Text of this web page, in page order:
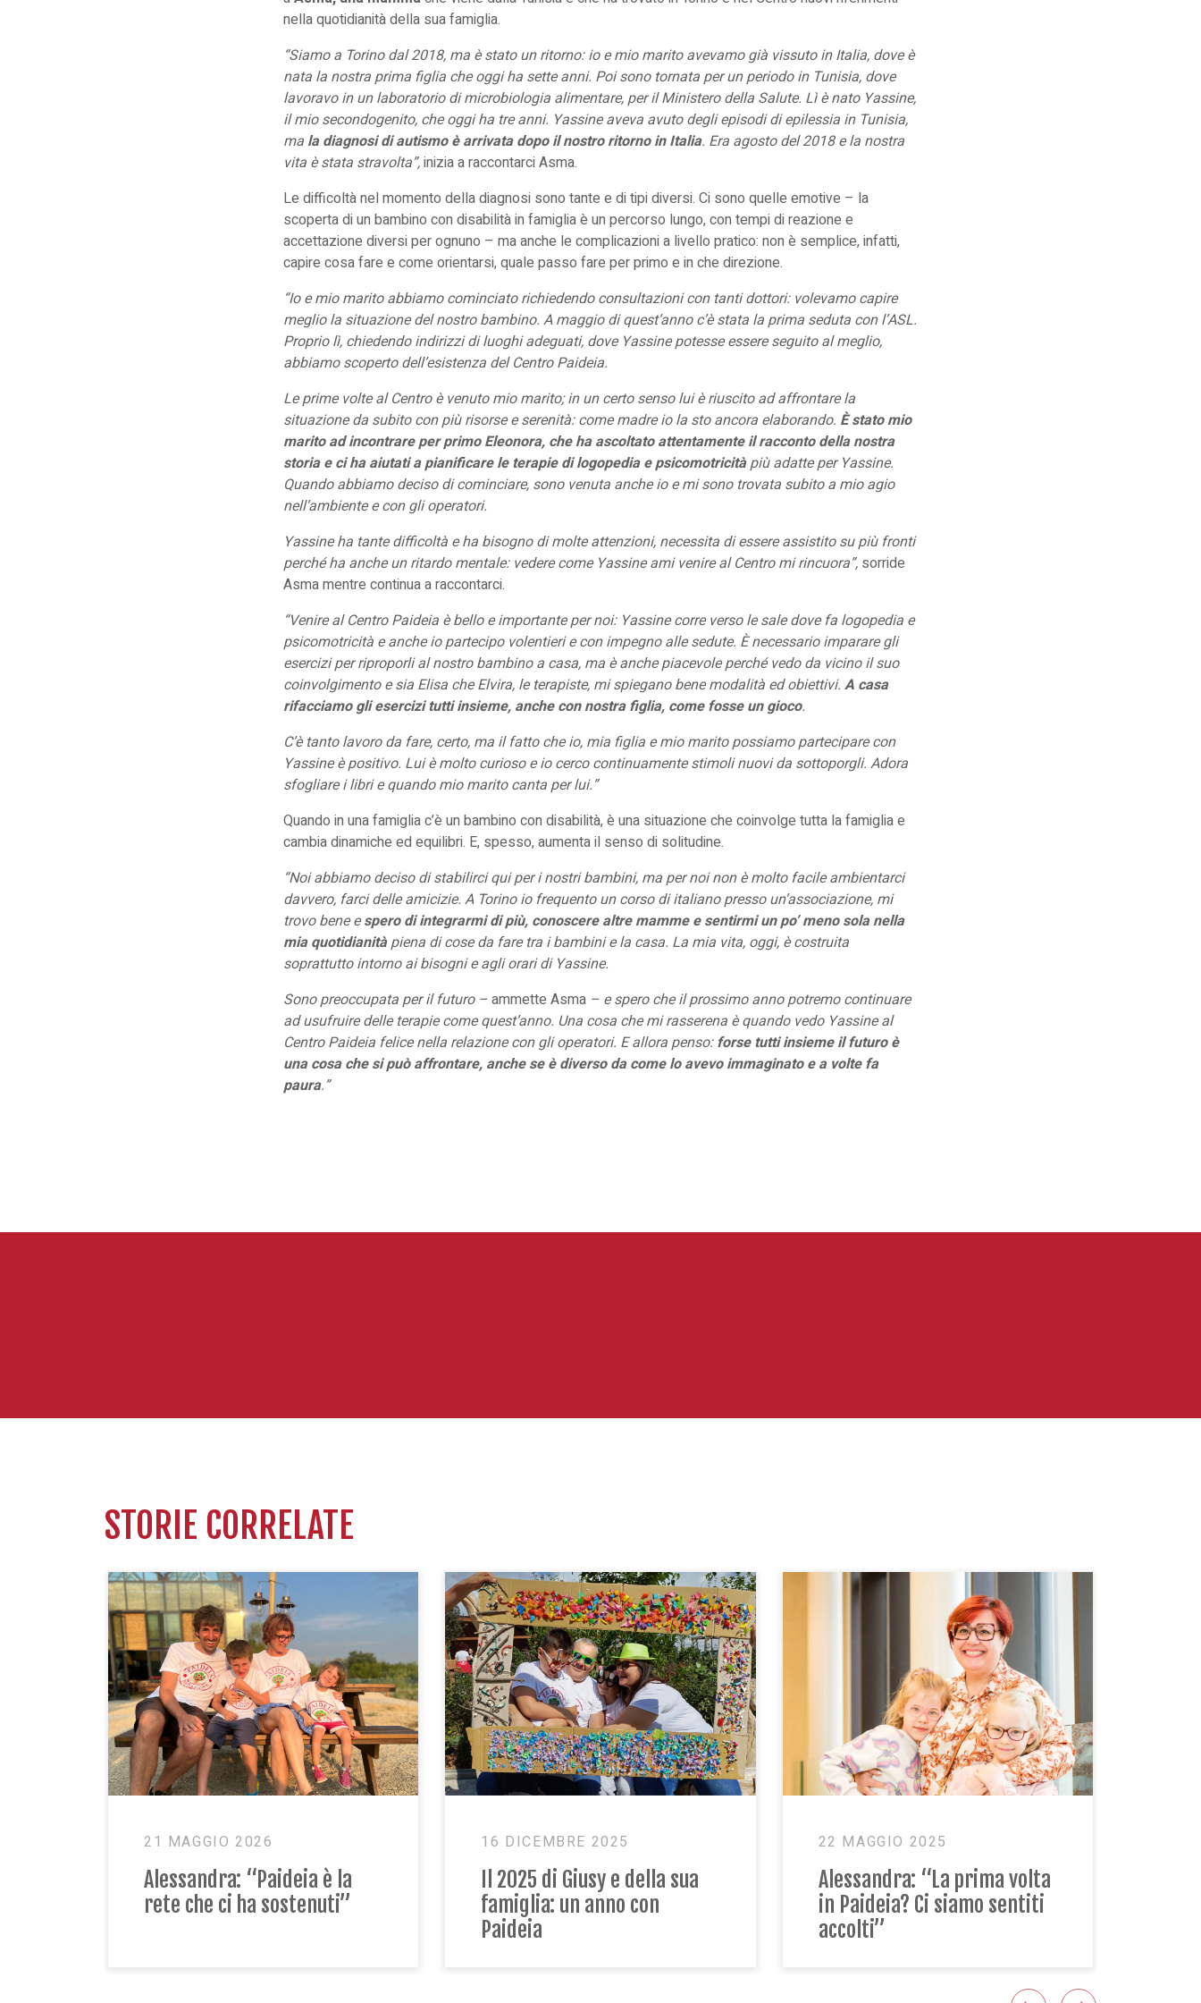
nella quotidianità della sua famiglia.
“Siamo a Torino dal 2018, ma è stato un ritorno: io e mio marito avevamo già vissuto in Italia, dove è
nata la nostra prima figlia che oggi ha sette anni. Poi sono tornata per un periodo in Tunisia, dove
lavoravo in un laboratorio di microbiologia alimentare, per il Ministero della Salute. Lì è nato Yassine,
il mio secondogenito, che oggi ha tre anni. Yassine aveva avuto degli episodi di epilessia in Tunisia,
ma la diagnosi di autismo è arrivata dopo il nostro ritorno in Italia. Era agosto del 2018 e la nostra
vita è stata stravolta”,inizia a raccontarci Asma.
Le difficoltà nel momento della diagnosi sono tante e di tipi diversi. Ci sono quelle emotive – la
scoperta di un bambino con disabilità in famiglia è un percorso lungo, con tempi di reazione e
accettazione diversi per ognuno – ma anche le complicazioni a livello pratico: non è semplice, infatti,
capire cosa fare e come orientarsi, quale passo fare per primo e in che direzione.
“Io e mio marito abbiamo cominciato richiedendo consultazioni con tanti dottori: volevamo capire
meglio la situazione del nostro bambino. A maggio di quest’anno c’è stata la prima seduta con l’ASL.
Proprio lì, chiedendo indirizzi di luoghi adeguati, dove Yassine potesse essere seguito al meglio,
abbiamo scoperto dell’esistenza del Centro Paideia.
Le prime volte al Centro è venuto mio marito; in un certo senso lui è riuscito ad affrontare la
situazione da subito con più risorse e serenità: come madre io la sto ancora elaborando. È stato mio
marito ad incontrare per primo Eleonora, che ha ascoltato attentamente il racconto della nostra
storia e ci ha aiutati a pianificare le terapie di logopedia e psicomotricitàpiù adatte per Yassine.
Quando abbiamo deciso di cominciare, sono venuta anche io e mi sono trovata subito a mio agio
nell’ambiente e con gli operatori.
Yassine ha tante difficoltà e ha bisogno di molte attenzioni, necessita di essere assistito su più fronti
perché ha anche un ritardo mentale: vedere come Yassine ami venire al Centro mi rincuora”, sorride
Asma mentre continua a raccontarci.
“Venire al Centro Paideia è bello e importante per noi: Yassine corre verso le sale dove fa logopedia e
psicomotricità e anche io partecipo volentieri e con impegno alle sedute. È necessario imparare gli
esercizi per riproporli al nostro bambino a casa, ma è anche piacevole perché vedo da vicino il suo
coinvolgimento e sia Elisa che Elvira, le terapiste, mi spiegano bene modalità ed obiettivi. A casa
rifacciamo gli esercizi tutti insieme, anche con nostra figlia, come fosse un gioco.
C’è tanto lavoro da fare, certo, ma il fatto che io, mia figlia e mio marito possiamo partecipare con
Yassine è positivo. Lui è molto curioso e io cerco continuamente stimoli nuovi da sottoporgli. Adora
sfogliare i libri e quando mio marito canta per lui.”
Quando in una famiglia c’è un bambino con disabilità, è una situazione che coinvolge tutta la famiglia e
cambia dinamiche ed equilibri. E, spesso, aumenta il senso di solitudine.
“Noi abbiamo deciso di stabilirci qui per i nostri bambini, ma per noi non è molto facile ambientarci
davvero, farci delle amicizie. A Torino io frequento un corso di italiano presso un’associazione, mi
trovo bene espero di integrarmi di più, conoscere altre mamme e sentirmi un po’ meno sola nella
mia quotidianitàpiena di cose da fare tra i bambini e la casa. La mia vita, oggi, è costruita
soprattutto intorno ai bisogni e agli orari di Yassine.
Sono preoccupata per il futuro – ammette Asma – e spero che il prossimo anno potremo continuare
ad usufruire delle terapie come quest’anno. Una cosa che mi rasserena è quando vedo Yassine al
Centro Paideia felice nella relazione con gli operatori. E allora penso:forse tutti insieme il futuro è
una cosa che si può affrontare, anche se è diverso da come lo avevo immaginato e a volte fa
paura.”
STORIE CORRELATE
26 MARZO 2025
Andrea e Samuele: “Sugli sci
condividiamo la gioia”
19 NOVEMBRE 2024
Ivelina e Alessandro: “con
gli altri genitori incontri
emozionanti”
1 LUGLIO 2024
Malvina: “Estate Paideia,
un’esperienza magica per la
nostra famiglia”